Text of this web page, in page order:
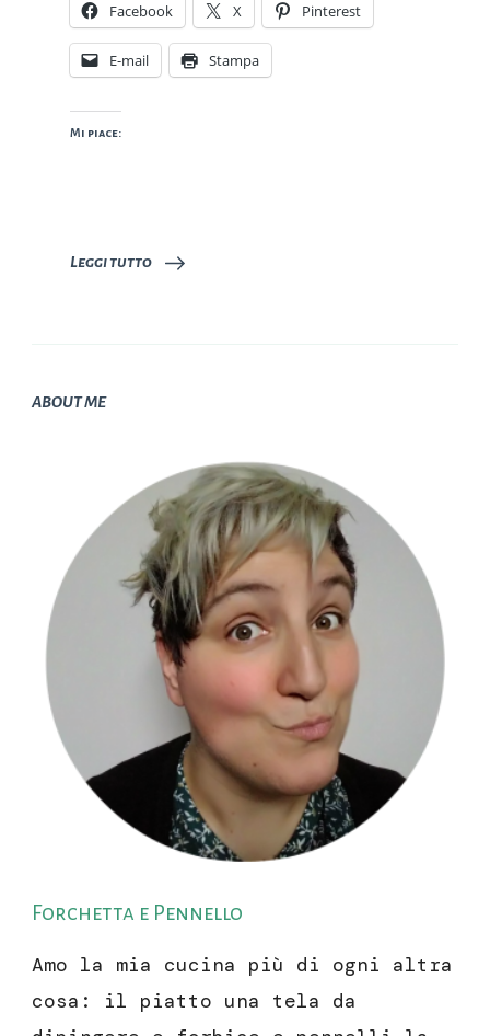
Facebook X Pinterest
E-mail Stampa
Mi piace:
Leggi tutto
ABOUT ME
Forchetta e Pennello
Amo la mia cucina più di ogni altra
cosa: il piatto una tela da